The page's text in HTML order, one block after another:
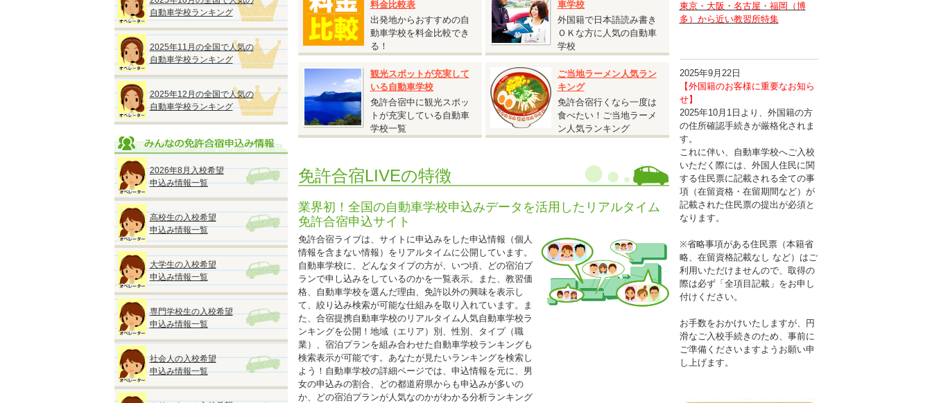
自動車学校ランキング
2025年11月の全国で人気の
自動車学校ランキング
2025年12月の全国で人気の
自動車学校ランキング
2026年8月入校希望
申込み情報一覧
高校生の入校希望
申込み情報一覧
大学生の入校希望
申込み情報一覧
専門学校生の入校希望
申込み情報一覧
社会人の入校希望
申込み情報一覧
『25歳以下限定 校内宿舎入校日限定キャンペーン！』
●入校日
AT車：6月10日・17日、7月8日、10月7日・14日、11月11日・18日
MT車：6月8日・15日、7月6日、10月5日・12日、11月9日・16日
■ツイン（バス・トイレ付）
AT車220,000円（税込242,000円）
MT車247,000円（税込271,700円）
■シングル（バス・トイレ付）
AT車220,000
円（税込242,000円）
MT車247,000円（税込271,700円）
※25歳以下の方限定となります。
※普通二輪免許を所持されている方は税込22,000円引
2026.04.21
『人気のドライビングスクール那珂 入校日限定特割』
◆茨城県 ドライビングスクール那珂◆
『人気のドライビングスクール那珂 入校日限定特割』
25歳以下限定キャンペーン
●入校日：2026年4月10日～7月15日、9月20日～12月31日の期間中の入校日
■自炊シングル・自炊ツイン・自炊トリプル（女性は校内宿舎ソレイユ利用、男性はエリ
オント利用）
AT車⇒235,000円（税込258,500円）
MT車⇒285,000円（税込313,500円）
料金比較表
出発地からおすすめの自
動車学校を料金比較でき
る！
車学校
外国籍で日本語読み書き
ＯＫな方に人気の自動車
学校
観光スポットが充実して
いる自動車学校
免許合宿中に観光スポッ
トが充実している自動車
学校一覧
ご当地ラーメン人気ラン
キング
免許合宿行くなら一度は
食べたい！ご当地ラーメ
ン人気ランキング
免許合宿LIVEの特徴
業界初！全国の自動車学校申込みデータを活用したリアルタイム
免許合宿申込サイト
免許合宿ライブは、サイトに申込みをした申込情報（個人
情報を含まない情報）をリアルタイムに公開しています。
自動車学校に、どんなタイプの方が、いつ頃、どの宿泊プ
ランで申し込みをしているのかを一覧表示。また、教習価
格、自動車学校を選んだ理由、免許以外の興味を表示し
て、絞り込み検索が可能な仕組みを取り入れています。ま
た、合宿提携自動車学校のリアルタイム人気自動車学校ラ
ンキングを公開！地域（エリア）別、性別、タイプ（職
業）、宿泊プランを組み合わせた自動車学校ランキングも
検索表示が可能です。あなたが見たいランキングを検索し
よう！自動車学校の詳細ページでは、申込情報を元に、男
女の申込みの割合、どの都道府県からも申込みが多いの
か、どの宿泊プランが人気なのかがわかる分析ランキング
東京・大阪・名古屋・福岡（博
多）から近い教習所特集
2025年9月22日
【外国籍のお客様に重要なお知ら
せ】
2025年10月1日より、外国籍の方
の住所確認手続きが厳格化されま
す。
これに伴い、自動車学校へご入校
いただく際には、外国人住民に関
する住民票に記載される全ての事
項（在留資格・在留期間など）が
記載された住民票の提出が必須と
なります。
※省略事項がある住民票（本籍省
略、在留資格記載なし など）はご
利用いただけませんので、取得の
際は必ず「全項目記載」をお申し
付けください。
お手数をおかけいたしますが、円
滑なご入校手続きのため、事前に
ご準備くださいますようお願い申
し上げます。